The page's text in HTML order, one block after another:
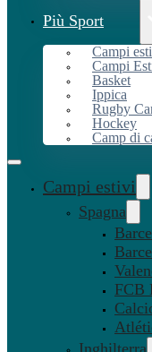
Più Sport
Campi
Campi
Basket
Ippica
Rugby
Hockey
Camp di
Campi estivi
Spagna
FCB
Inghilterra